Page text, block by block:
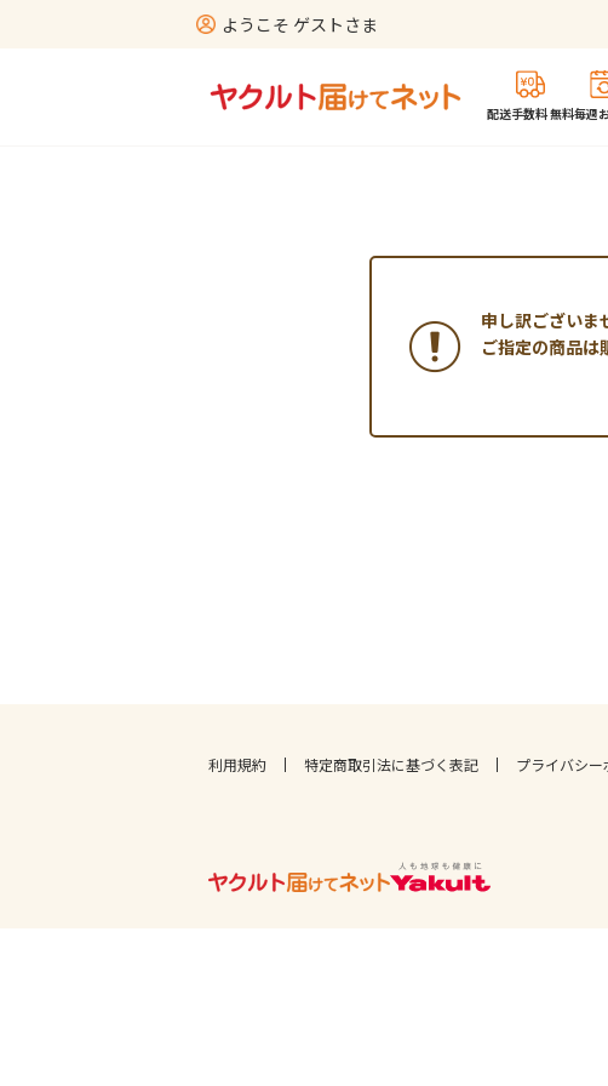
ようこそ ゲストさま
配送手数料 無料毎週
申し訳ございま
ご指定の商品は
利用規約 特定商取引法に基づく表記 プライバシー